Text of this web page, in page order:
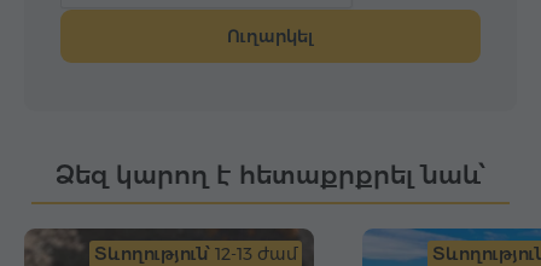
Ուղարկել
Ձեզ կարող է հետաքրքրել նաև՝
Տևողություն՝ 12-13 ժամ